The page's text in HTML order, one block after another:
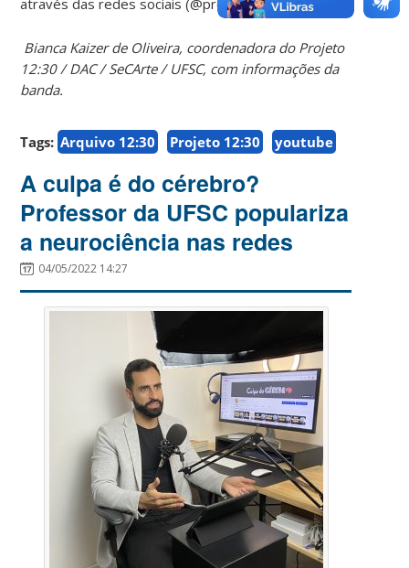
Bianca Kaizer de Oliveira, coordenadora do Projeto
12:30 / DAC / SeCArte / UFSC, com informações da
banda.
Tags: Arquivo 12:30 Projeto 12:30 youtube
A culpa é do cérebro?
Professor da UFSC populariza
a neurociência nas redes
04/05/2022 14:27